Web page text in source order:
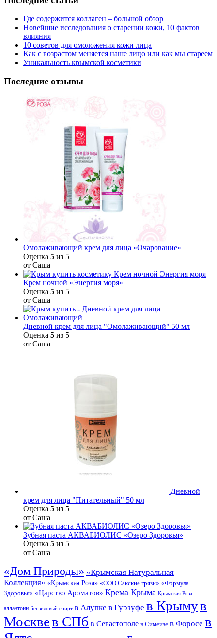
Где содержится коллаген – большой обзор
Новейшие исследования о старении кожи, 10 фактов
влияния
10 советов для омоложения кожи лица
Как с возрастом меняется наше лицо или как мы стареем
Уникальность крымской косметики
Последние отзывы
Омолаживающий крем для лица «Очарование»
Оценка 5 из 5
от Саша
Крем ночной «Энергия моря»
Оценка 5 из 5
от Саша
Дневной крем для лица "Омолаживающий" 50 мл
Оценка 5 из 5
от Саша
Дневной
крем для лица "Питательный" 50 мл
Оценка 5 из 5
от Саша
Зубная паста АКВАБИОЛИС «Озеро Здоровья»
Оценка 5 из 5
от Саша
«Дом Природы» «Крымская Натуральная
Коллекция» «Крымская Роза» «ООО Сакские грязи» «Формула
Здоровья» «Царство Ароматов» Крема Крыма Крымская Роза
аллантоин бензиловый спирт в Алупке в Гурзуфе в Крымув
Москвев СПб в Севастополе в Симеизе в Форосе в